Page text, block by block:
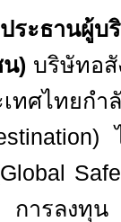
ะธานผู้บ
) บริษัทอ
ทศไทยกำ
Global
การลงทุน